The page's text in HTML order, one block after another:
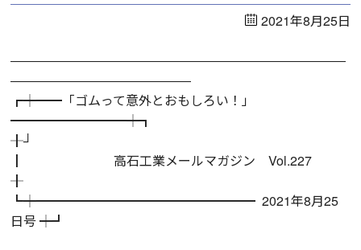
2021年8月25日
――――――――――――――――――――――――――
――――――――――――――
┏┿━━「ゴムって意外とおもしろい！」
━━━━━━━━━┿┓
╂┘
┃ 高石工業メールマガジン Vol.227
╂
┗┿━━━━━━━━━━━━━━━━━ 2021年8月25
日号 ┿┛